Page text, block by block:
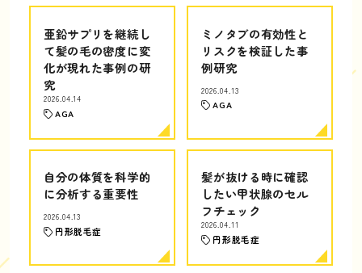
亜鉛サプリを継続し
て髪の毛の密度に変
化が現れた事例の研
究
2026.04.14
AGA
ミノタブの有効性と
リスクを検証した事
例研究
2026.04.13
AGA
自分の体質を科学的
に分析する重要性
2026.04.13
円形脱毛症
髪が抜ける時に確認
したい甲状腺のセル
フチェック
2026.04.11
円形脱毛症